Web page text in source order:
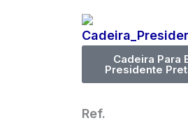
Cadeira Para
Presidente
Ref.